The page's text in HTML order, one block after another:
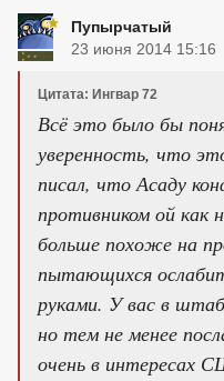
Пупырчатый
23 июня 2014 15:16
Цитата: Ингвар 72
Всё это было бы
уверенность, что
писал, что Асаду
противником ой
больше похоже на
пытающихся
руками. У вас в
но тем не менее
очень в интересах